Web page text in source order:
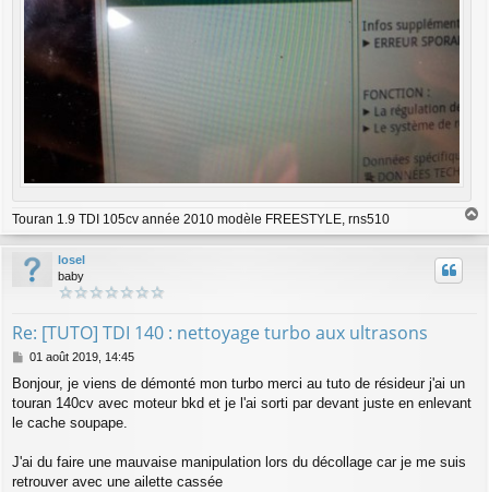
Touran 1.9 TDI 105cv année 2010 modèle FREESTYLE, rns510
a
u
losel
baby
Re: [TUTO] TDI 140 : nettoyage turbo aux ultrasons
M
s
s
a
e
01 août 2019, 14:45
Bonjour, je viens de démonté mon turbo merci au tuto de résideur j'ai un
touran 140cv avec moteur bkd et je l'ai sorti par devant juste en enlevant
le cache soupape.
J'ai du faire une mauvaise manipulation lors du décollage car je me suis
retrouver avec une ailette cassée